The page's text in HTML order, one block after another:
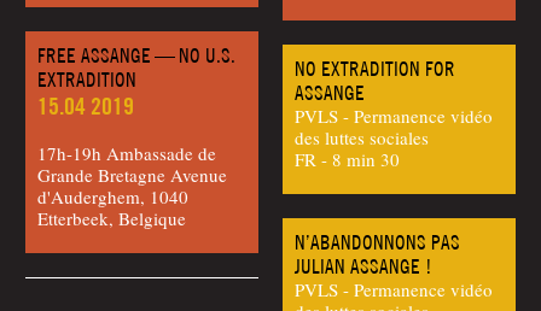
FREE ASSANGE — NO U.S.
EXTRADITION
15.04 2019
17h-19h Ambassade de
Grande Bretagne Avenue
d'Auderghem, 1040
Etterbeek, Belgique
NO EXTRADITION FOR
ASSANGE
PVLS - Permanence vidéo
des luttes sociales
FR - 8 min 30
N’ABANDONNONS PAS
JULIAN ASSANGE !
PVLS - Permanence vidéo